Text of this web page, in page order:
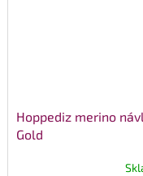
Hoppediz merino
Gold